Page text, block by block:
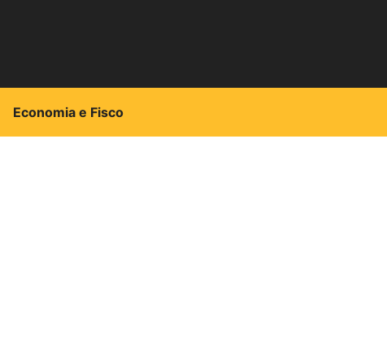
Economia e Fisco